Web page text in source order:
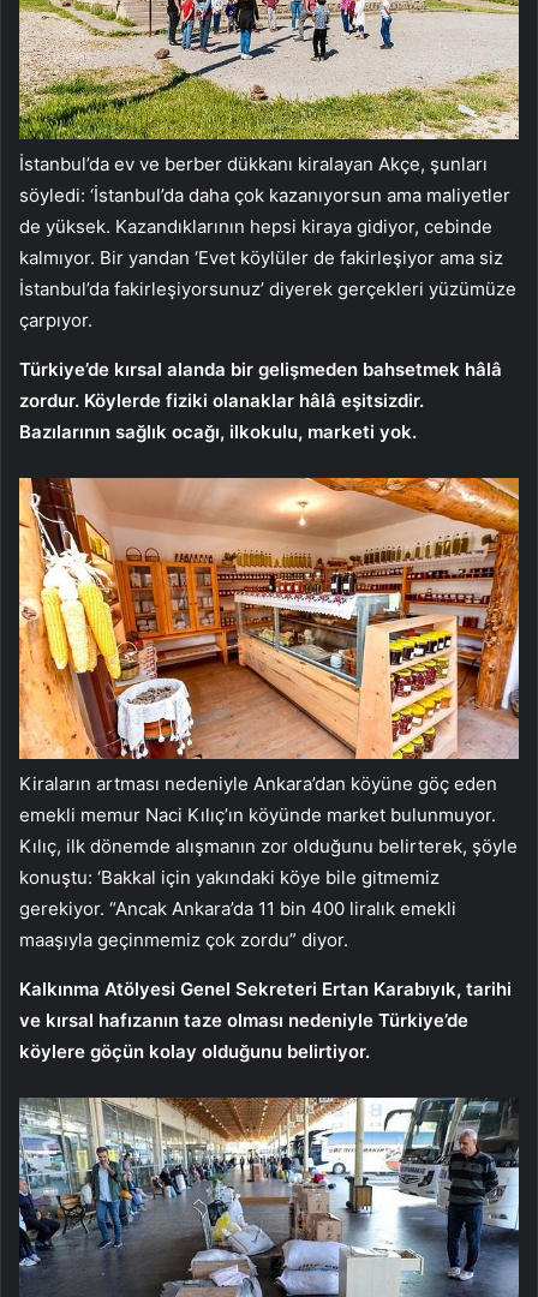
İstanbul’da ev ve berber dükkanı kiralayan Akçe, şunları
söyledi: ‘İstanbul’da daha çok kazanıyorsun ama maliyetler
de yüksek. Kazandıklarının hepsi kiraya gidiyor, cebinde
kalmıyor. Bir yandan ‘Evet köylüler de fakirleşiyor ama siz
İstanbul’da fakirleşiyorsunuz’ diyerek gerçekleri yüzümüze
çarpıyor.
Türkiye’de kırsal alanda bir gelişmeden bahsetmek hâlâ
zordur. Köylerde fiziki olanaklar hâlâ eşitsizdir.
Bazılarının sağlık ocağı, ilkokulu, marketi yok.
Kiraların artması nedeniyle Ankara’dan köyüne göç eden
emekli memur Naci Kılıç’ın köyünde market bulunmuyor.
Kılıç, ilk dönemde alışmanın zor olduğunu belirterek, şöyle
konuştu: ‘Bakkal için yakındaki köye bile gitmemiz
gerekiyor. “Ancak Ankara’da 11 bin 400 liralık emekli
maaşıyla geçinmemiz çok zordu” diyor.
Kalkınma Atölyesi Genel Sekreteri Ertan Karabıyık, tarihi
ve kırsal hafızanın taze olması nedeniyle Türkiye’de
köylere göçün kolay olduğunu belirtiyor.